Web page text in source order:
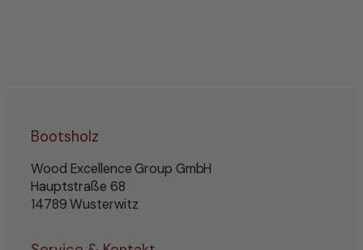
Bootsholz
Wood Excellence Group GmbH
Hauptstraße 68
14789 Wusterwitz